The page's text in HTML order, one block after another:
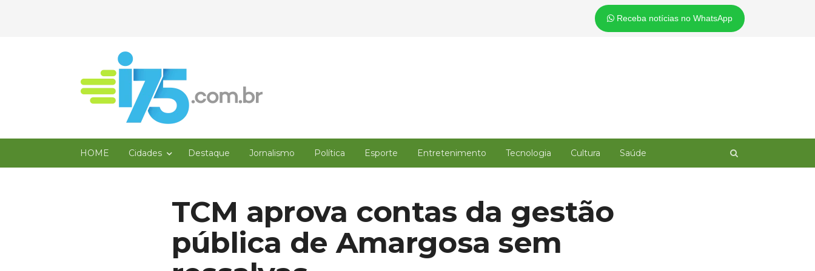
Receba notícias no WhatsApp
HOME Cidades Destaque Jornalismo Política Esporte Entretenimento Tecnologia Cultura Saúde
TCM aprova contas da gestão
pública de Amargosa sem